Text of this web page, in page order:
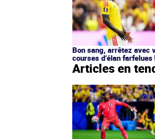
Bon sang, arrêtez avec
courses d’élan farfelues
Articles en